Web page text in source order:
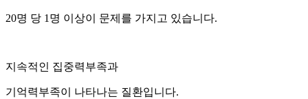
20명 당 1명 이상이 문제를 가지고 있습니다.
지속적인 집중력부족과
기억력부족이 나타나는 질환입니다.